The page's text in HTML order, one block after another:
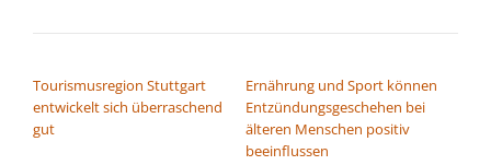
Tourismusregion Stuttgart
entwickelt sich überraschend
gut
Ernährung und Sport können
Entzündungsgeschehen bei
älteren Menschen positiv
beeinflussen